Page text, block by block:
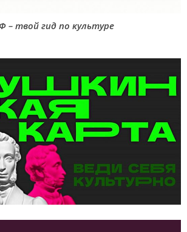
– твой гид по культуре